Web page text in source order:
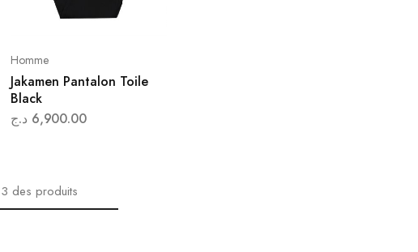
Homme
Jakamen Pantalon Toile
Black
6,900.00 د.ج
3des produits